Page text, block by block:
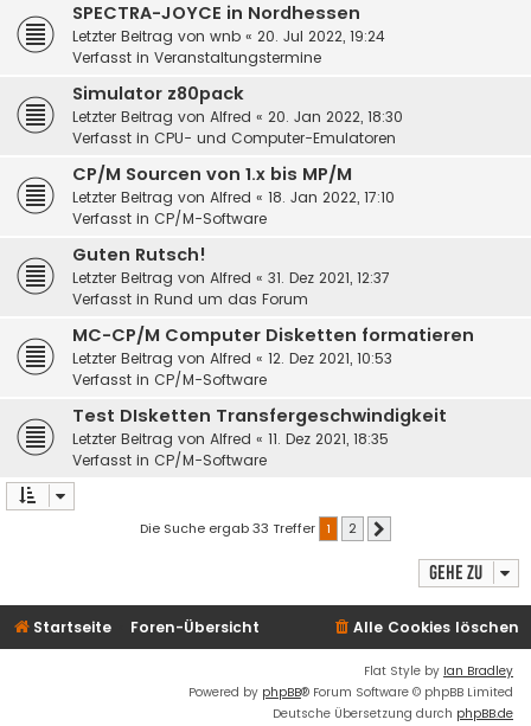
SPECTRA-JOYCE in Nordhessen
Letzter Beitrag von wnb « 20. Jul 2022, 19:24
Verfasst in Veranstaltungstermine
Simulator z80pack
Letzter Beitrag von Alfred « 20. Jan 2022, 18:30
Verfasst in CPU- und Computer-Emulatoren
CP/M Sourcen von 1.x bis MP/M
Letzter Beitrag von Alfred « 18. Jan 2022, 17:10
Verfasst in CP/M-Software
Guten Rutsch!
Letzter Beitrag von Alfred « 31. Dez 2021, 12:37
Verfasst in Rund um das Forum
MC-CP/M Computer Disketten formatieren
Letzter Beitrag von Alfred « 12. Dez 2021, 10:53
Verfasst in CP/M-Software
Test DIsketten Transfergeschwindigkeit
Letzter Beitrag von Alfred « 11. Dez 2021, 18:35
Verfasst in CP/M-Software
Die Suche ergab 33 Treffer 1 2
Gehe zu
Startseite Foren-Übersicht Alle Cookies löschen
Flat Style by Ian Bradley
Powered by phpBB® Forum Software © phpBB Limited
Deutsche Übersetzung durch phpBB.de